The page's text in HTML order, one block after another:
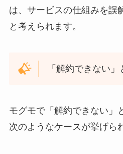
は、サービスの仕組みを誤
と考えられます。
「解約できない
モグモで「解約できない」
次のようなケースが挙げら